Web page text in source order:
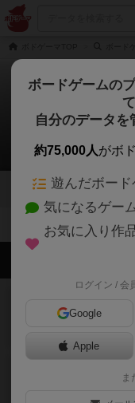
4
ボードゲームの
て
自分のデータを
約75,000人がボ
遊んだボー
気になるゲー
お気に入り作
ログイン / 会
Google
Apple
ま